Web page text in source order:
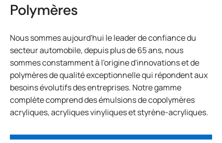
Polymères
Nous sommes aujourd'hui le leader de confiance du
secteur automobile, depuis plus de 65 ans, nous
sommes constamment à l'origine d'innovations et de
polymères de qualité exceptionnelle qui répondent aux
besoins évolutifs des entreprises. Notre gamme
complète comprend des émulsions de copolymères
acryliques, acryliques vinyliques et styrène-acryliques.